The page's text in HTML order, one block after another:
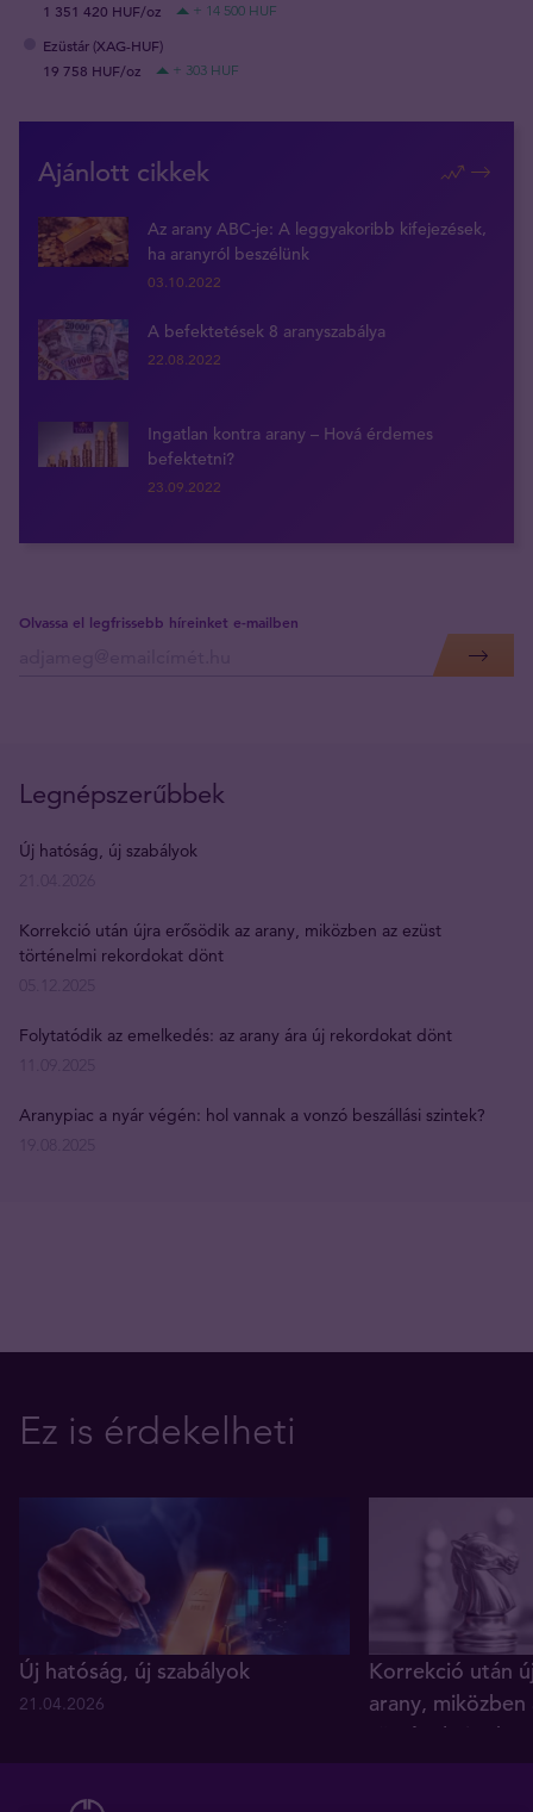
1 351 420 HUF/oz
+ 14 500 HUF
Ezüstár (XAG-HUF)
19 758 HUF/oz
+ 303 HUF
Ajánlott cikkek
Az arany ABC-je: A leggyakoribb kifejezések,
ha aranyról beszélünk
03.10.2022
A befektetések 8 aranyszabálya
22.08.2022
Ingatlan kontra arany – Hová érdemes
befektetni?
23.09.2022
Olvassa el legfrissebb híreinket e-mailben
Legnépszerűbbek
Új hatóság, új szabályok
Korrekció után újra erősödik az arany, miközben az ezüst
történelmi rekordokat dönt
Folytatódik az emelkedés: az arany ára új rekordokat dönt
Aranypiac a nyár végén: hol vannak a vonzó beszállási szintek?
Ez is érdekelheti
Új hatóság, új szabályok
21.04.2026
Korrekció után
arany, miközben
történelmi